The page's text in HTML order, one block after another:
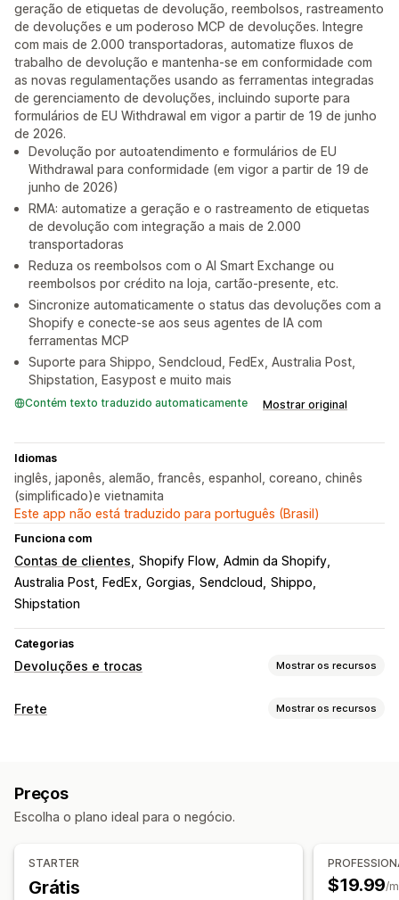
geração de etiquetas de devolução, reembolsos, rastreamento
de devoluções e um poderoso MCP de devoluções. Integre
com mais de 2.000 transportadoras, automatize fluxos de
trabalho de devolução e mantenha-se em conformidade com
as novas regulamentações usando as ferramentas integradas
de gerenciamento de devoluções, incluindo suporte para
formulários de EU Withdrawal em vigor a partir de 19 de junho
de 2026.
Devolução por autoatendimento e formulários de EU
Withdrawal para conformidade (em vigor a partir de 19 de
junho de 2026)
RMA: automatize a geração e o rastreamento de etiquetas
de devolução com integração a mais de 2.000
transportadoras
Reduza os reembolsos com o AI Smart Exchange ou
reembolsos por crédito na loja, cartão-presente, etc.
Sincronize automaticamente o status das devoluções com a
Shopify e conecte-se aos seus agentes de IA com
ferramentas MCP
Suporte para Shippo, Sendcloud, FedEx, Australia Post,
Shipstation, Easypost e muito mais
Contém texto traduzido automaticamente Mostrar original
Idiomas
inglês, japonês, alemão, francês, espanhol, coreano, chinês
(simplificado)e vietnamita
Este app não está traduzido para português (Brasil)
Funciona com
Contas de clientes Shopify Flow Admin da Shopify
Australia Post
FedEx Gorgias Sendcloud
Shippo
Shipstation
Categorias
Devoluções e trocas Mostrar os recursos
Opções de devolução
Devoluções de presentes
Aprovações automáticas
Políticas personalizadas
Frete Mostrar os recursos
Etiquetas de devolução
Sincronização de pedidos
Em vários idiomas
Gerenciamento de remessas
Preços
Escolha o plano ideal para o negócio.
STARTER
Grátis $19.99/